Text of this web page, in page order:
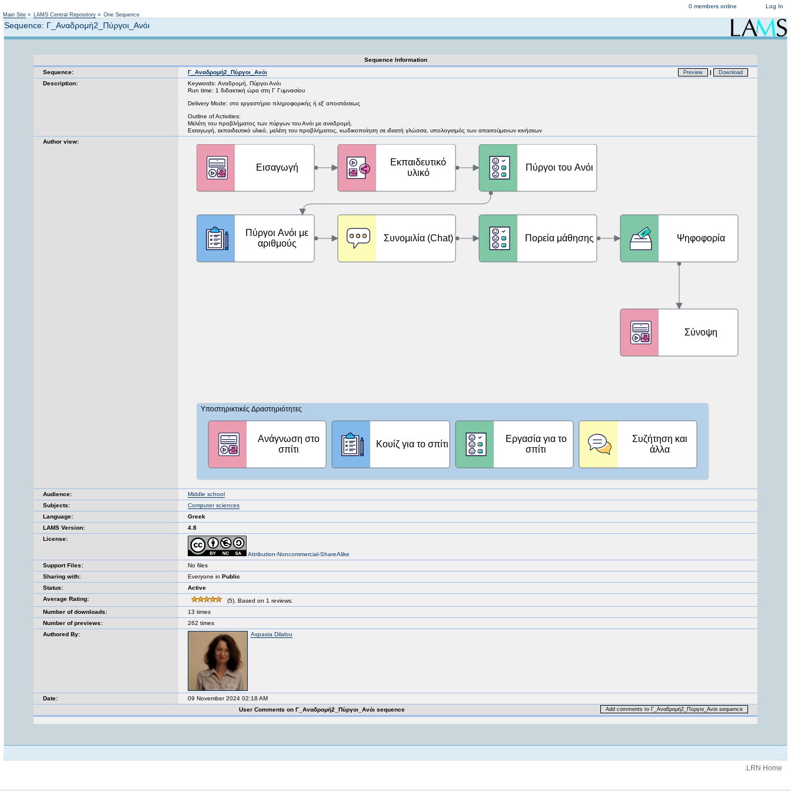
Log In
0 members online
Main Site » LAMS Central Repository » One Sequence
Sequence: Γ_Αναδρομή2_Πύργοι_Ανόι
Sequence Information
Sequence:
Γ_Αναδρομή2_Πύργοι_Ανόι Preview | Download
Description:
Keywords: Αναδρομή, Πύργοι Ανόι
Run time: 1 διδακτική ώρα στη Γ Γυμνασίου
Delivery Mode: στο εργαστήριο πληροφορικής ή εξ' αποστάσεως
Outline of Activities:
Μελέτη του προβλήματος των πύργων του Ανόι με αναδρομή.
Εισαγωγή, εκπαιδευτικό υλικό, μελέτη του προβλήματος, κωδικοποίηση σε ιδεατή γλώσσα, υπολογισμός των απαιτούμενων κινήσεων
Author view:
Audience:
Middle school
Subjects:
Computer sciences
Language:
Greek
LAMS Version:
4.8
License:
Attribution-Noncommercial-ShareAlike
Support Files:
No files
Sharing with:
Everyone in Public
Status:
Active
Average Rating:
(5). Based on 1 reviews.
Number of downloads:
13 times
Number of previews:
262 times
Authored By:
Aspasia Dilalou
Date:
09 November 2024 02:18 AM
User Comments on Γ_Αναδρομή2_Πύργοι_Ανόι sequence
Add comments to Γ_Αναδρομή2_Πύργοι_Ανόι sequence
.LRN Home